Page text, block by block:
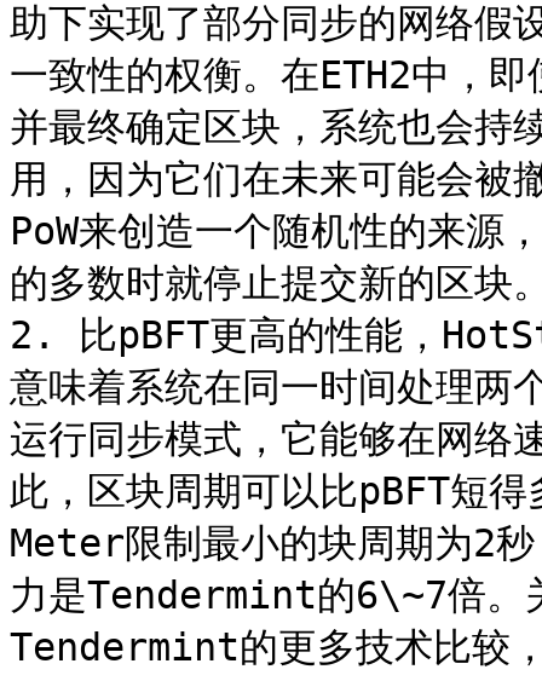
助下实现了部分同步的网络假
一致性的权衡。在ETH2中，
并最终确定区块，系统也会持
用，因为它们在未来可能会被
PoW来创造一个随机性的来
的多数时就停止提交新的区块
2. 比pBFT更高的性能，
意味着系统在同一时间处理
运行同步模式，它能够在网络
此，区块周期可以比pBFT短
Meter限制最小的块周期为2
力是Tendermint的6\~7倍
Tendermint的更多技术比较